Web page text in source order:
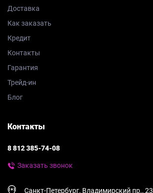
Доставка
Как заказать
Кредит
Контакты
Гарантия
Трейд-ин
Блог
Контакты
8 812 385-74-08
Заказать звонок
Санкт-Петербург, Владимирский пр., 23